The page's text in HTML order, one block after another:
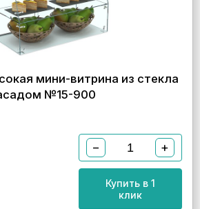
мини-витрина из стекла
№15-900
− +
Купить в 1
клик